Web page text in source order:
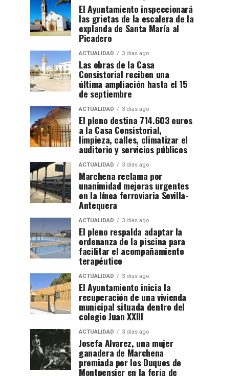
El Ayuntamiento inspeccionará
las grietas de la escalera de la
explanda de Santa María al
Picadero
ACTUALIDAD 3 días ago
Las obras de la Casa
Consistorial reciben una
última ampliación hasta el 15
de septiembre
ACTUALIDAD 3 días ago
El pleno destina 714.603 euros
a la Casa Consistorial,
limpieza, calles, climatizar el
auditorio y servicios públicos
ACTUALIDAD 3 días ago
Marchena reclama por
unanimidad mejoras urgentes
en la línea ferroviaria Sevilla-
Antequera
ACTUALIDAD 3 días ago
El pleno respalda adaptar la
ordenanza de la piscina para
facilitar el acompañamiento
terapéutico
ACTUALIDAD 3 días ago
El Ayuntamiento inicia la
recuperación de una vivienda
municipal situada dentro del
colegio Juan XXIII
ACTUALIDAD 3 días ago
Josefa Alvarez, una mujer
ganadera de Marchena
premiada por los Duques de
Montpensier en la feria de